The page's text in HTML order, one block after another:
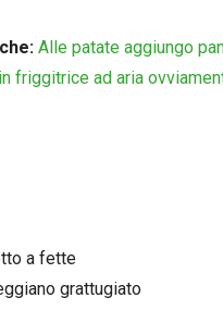
Alle patate aggiungo
friggitrice ad aria
a fette
grattugiato